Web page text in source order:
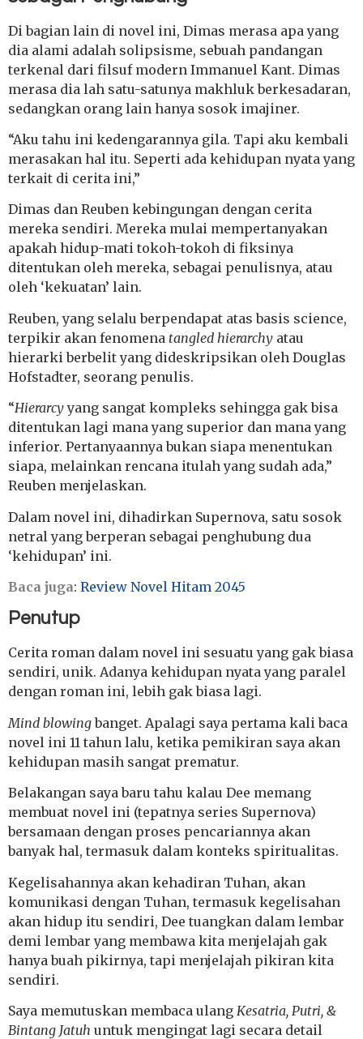
Di bagian lain di novel ini, Dimas merasa apa yang
dia alami adalah solipsisme, sebuah pandangan
terkenal dari filsuf modern Immanuel Kant. Dimas
merasa dia lah satu-satunya makhluk berkesadaran,
sedangkan orang lain hanya sosok imajiner.
“Aku tahu ini kedengarannya gila. Tapi aku kembali
merasakan hal itu. Seperti ada kehidupan nyata yang
terkait di cerita ini,”
Dimas dan Reuben kebingungan dengan cerita
mereka sendiri. Mereka mulai mempertanyakan
apakah hidup-mati tokoh-tokoh di fiksinya
ditentukan oleh mereka, sebagai penulisnya, atau
oleh ‘kekuatan’ lain.
Reuben, yang selalu berpendapat atas basis science,
terpikir akan fenomena tangled hierarchy atau
hierarki berbelit yang dideskripsikan oleh Douglas
Hofstadter, seorang penulis.
“Hierarcyyang sangat kompleks sehingga gak bisa
ditentukan lagi mana yang superior dan mana yang
inferior. Pertanyaannya bukan siapa menentukan
siapa, melainkan rencana itulah yang sudah ada,”
Reuben menjelaskan.
Dalam novel ini, dihadirkan Supernova, satu sosok
netral yang berperan sebagai penghubung dua
‘kehidupan’ ini.
Baca juga: Review Novel Hitam 2045
Penutup
Cerita roman dalam novel ini sesuatu yang gak biasa
sendiri, unik. Adanya kehidupan nyata yang paralel
dengan roman ini, lebih gak biasa lagi.
Mind blowingbanget. Apalagi saya pertama kali baca
novel ini 11 tahun lalu, ketika pemikiran saya akan
kehidupan masih sangat prematur.
Belakangan saya baru tahu kalau Dee memang
membuat novel ini (tepatnya series Supernova)
bersamaan dengan proses pencariannya akan
banyak hal, termasuk dalam konteks spiritualitas.
Kegelisahannya akan kehadiran Tuhan, akan
komunikasi dengan Tuhan, termasuk kegelisahan
akan hidup itu sendiri, Dee tuangkan dalam lembar
demi lembar yang membawa kita menjelajah gak
hanya buah pikirnya, tapi menjelajah pikiran kita
sendiri.
Saya memutuskan membaca ulang Kesatria, Putri, &
Bintang Jatuh untuk mengingat lagi secara detail